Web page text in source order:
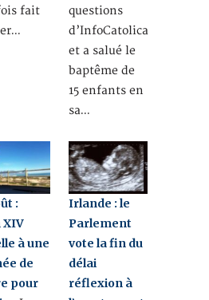
fait
questions
d’InfoCatolica
et a salué le
baptême de
15 enfants en
sa…
:
XIV
à une
de
pour
Irlande : le
Parlement
vote la fin du
délai
réflexion à